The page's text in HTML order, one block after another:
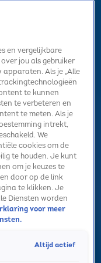
Summer Top 101
en vergelijkbare
jou als gebruiker
apparaten. Als je „Alle
te kunnen
te verbeteren en
te meten. Als je
intrekt,
We
cookies om de
te houden. Je kunt
om je keuzes te
door op de link
te klikken. Je
Diensten worden
voor meer
Altijd actief